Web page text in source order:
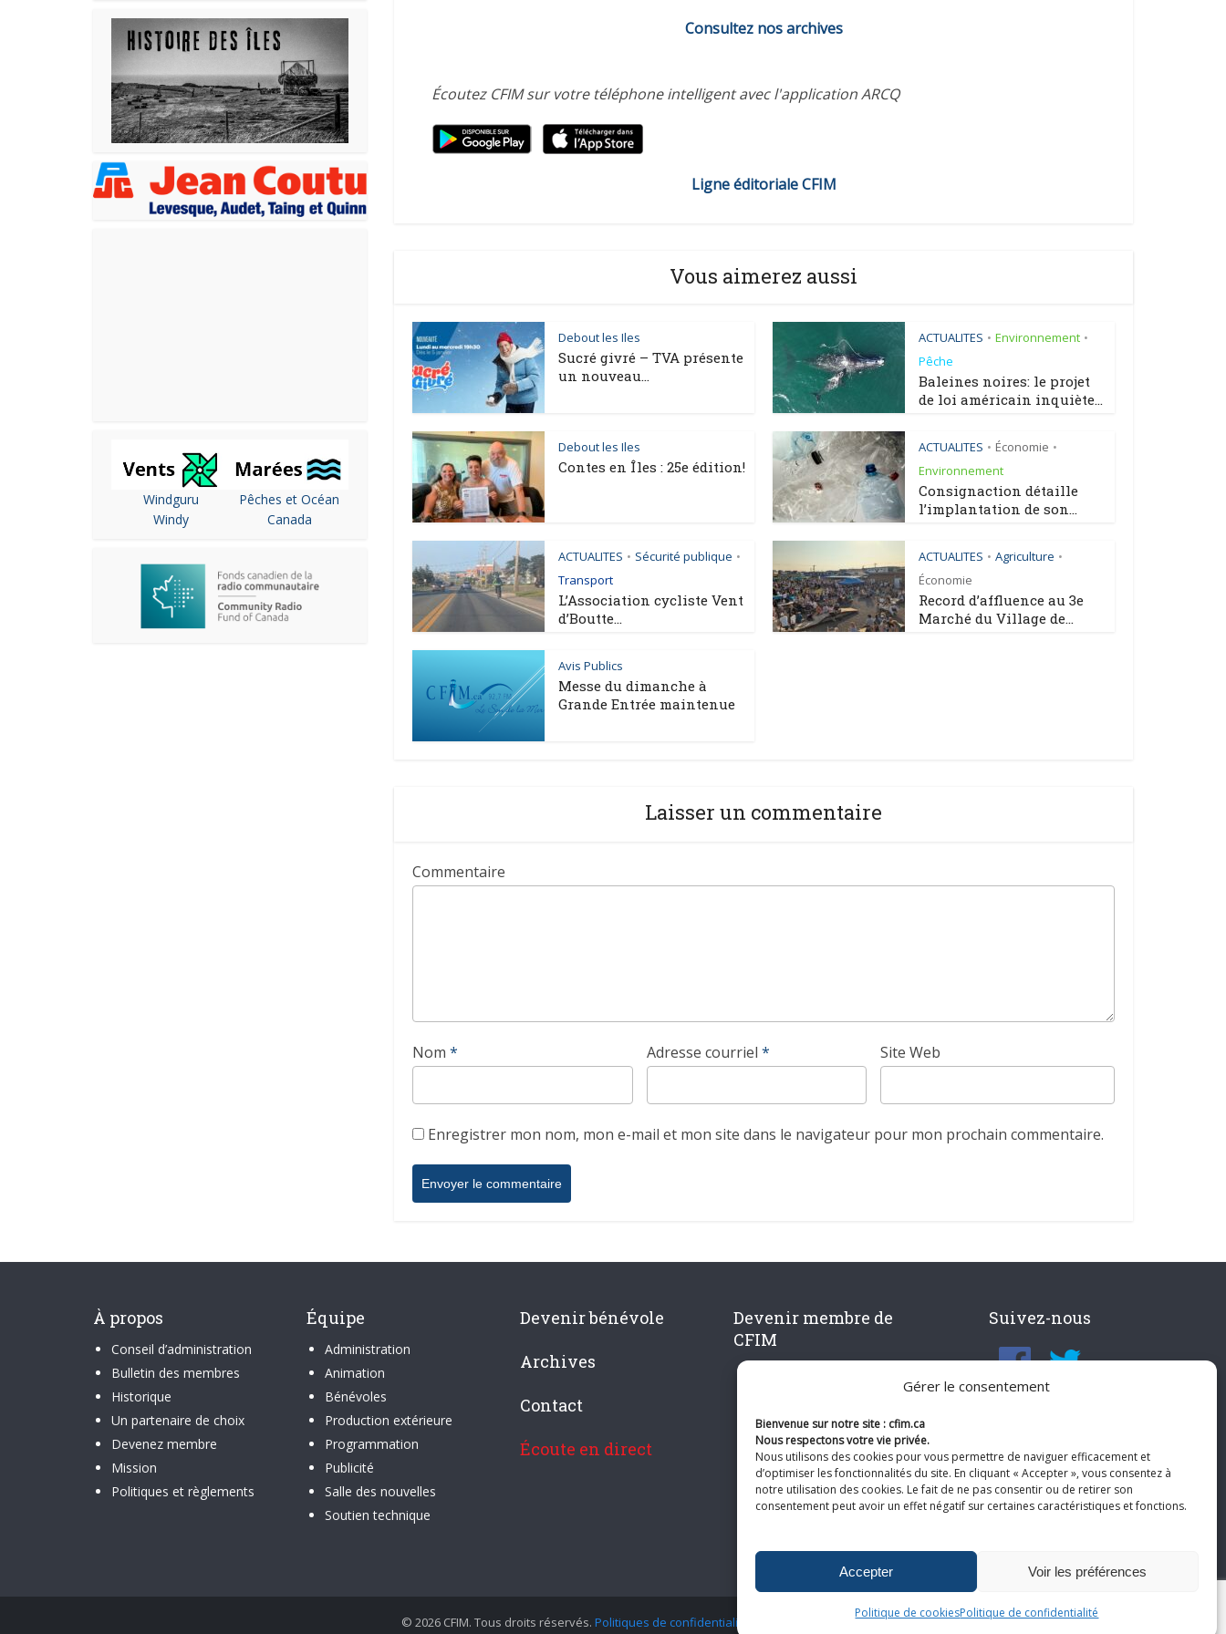
Gérer le consentement
Bienvenue sur notre site : cfim.ca
Nous respectons votre vie privée.
Nous utilisons des cookies pour vous permettre de naviguer efficacement et
d’optimiser les fonctionnalités du site. En cliquant « Accepter », vous consentez à
notre utilisation des cookies. Le fait de ne pas consentir ou de retirer son
consentement peut avoir un effet négatif sur certaines caractéristiques et fonctions.
Accepter Voir les préférences
Politique de cookiesPolitique de confidentialité
Windguru
Windy
Pêches et Océan
Canada
Consultez nos archives
Écoutez CFIM sur votre téléphone intelligent avec l'application ARCQ
Ligne éditoriale CFIM
Vous aimerez aussi
Debout les Iles
Sucré givré – TVA présente
un nouveau...
ACTUALITES • Environnement •
Pêche
Baleines noires: le projet
de loi américain inquiète...
Debout les Iles
Contes en Îles : 25e édition!
ACTUALITES • Économie •
Environnement
Consignaction détaille
l’implantation de son...
ACTUALITES • Sécurité publique •
Transport
L’Association cycliste Vent
d’Boutte...
ACTUALITES • Agriculture •
Économie
Record d’affluence au 3e
Marché du Village de...
Avis Publics
Messe du dimanche à
Grande Entrée maintenue
Laisser un commentaire
Commentaire
Nom * Adresse courriel * Site Web
Enregistrer mon nom, mon e-mail et mon site dans le navigateur pour mon prochain commentaire.
À propos
Conseil d’administration
Bulletin des membres
Historique
Un partenaire de choix
Devenez membre
Mission
Politiques et règlements
Équipe
Administration
Animation
Bénévoles
Production extérieure
Programmation
Publicité
Salle des nouvelles
Soutien technique
Devenir bénévole
Archives
Contact
Écoute en direct
Devenir membre de
CFIM
Suivez-nous
© 2026 CFIM. Tous droits réservés. Politiques de confidentialité